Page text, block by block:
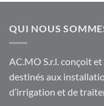
QUI NOUS
AC.MO S.r.l. conçoit
destinés aux
d’irrigation et de